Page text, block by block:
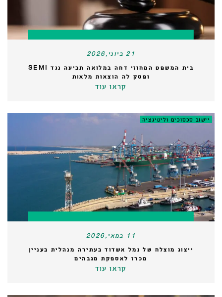
21 ביוני,2026
בית המשפט המחוזי דחה במלואה תביעה נגד SEMI
ופסק לה הוצאות מלאות
קראו עוד
יישוב סכסוכים וליטיגציה
11 במאי,2026
ייצוג מוצלח של נמל אשדוד בעתירה מנהלית בעניין
מכרז לאספקת מגבהים
קראו עוד